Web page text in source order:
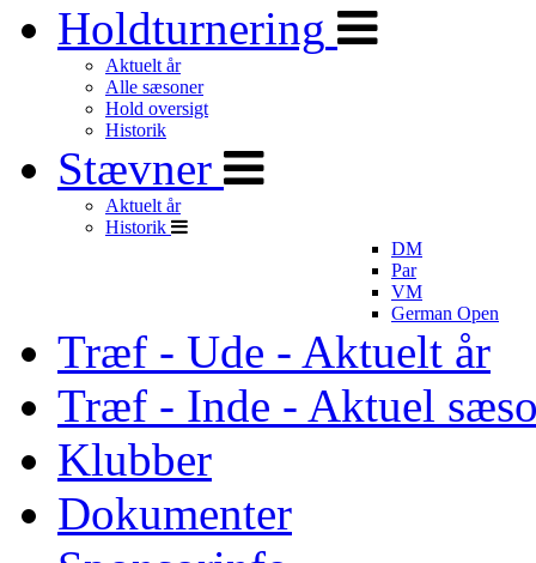
Holdturnering
Aktuelt år
Alle sæsoner
Hold oversigt
Historik
Stævner
Aktuelt år
Historik
DM
Par
VM
German Open
Træf - Ude - Aktuelt år
Træf - Inde - Aktuel
Klubber
Dokumenter